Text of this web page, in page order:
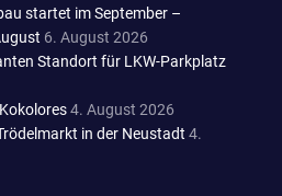
startet im September –
6. August 2026
Standort für LKW-Parkplatz
4. August 2026
in der Neustadt 4.